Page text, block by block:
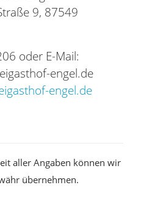
9, 87549
oder E-Mail:
engel.de
engel.de
aller Angaben können wir
übernehmen.